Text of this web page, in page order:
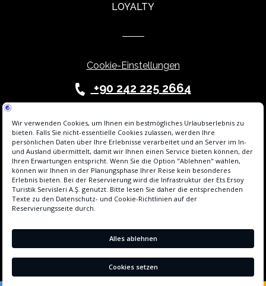
LOYALTY
Cookie-Einstellungen
+90 242 225 2664
Hotel Agent ist im Ticaret Information System (ETBİS) von Etstur Elektronik
registriert. Der Online-Reservierungsinfrastrukturdienst dieser Einrichtung
wird vom Hotelagenten bereitgestellt.